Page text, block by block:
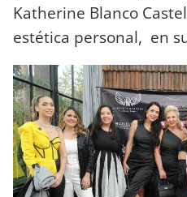
Katherine Blanco
estética personal, en